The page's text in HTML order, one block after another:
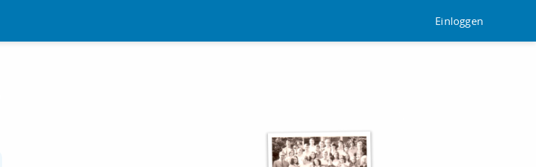
Einloggen